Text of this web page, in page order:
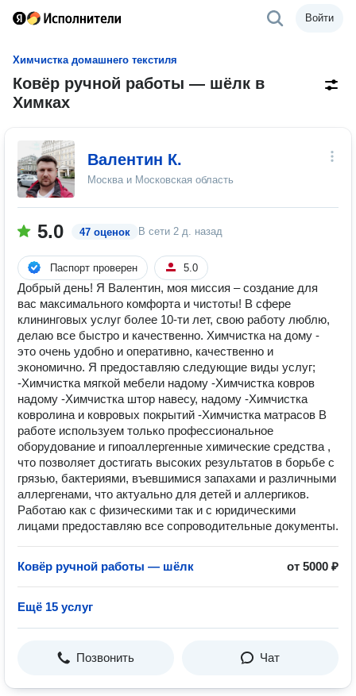
Войти
Химчистка домашнего текстиля
Ковёр ручной работы — шёлк в
Химках
Валентин К.
Москва и Московская область
5.0 47 оценок В сети 2 д. назад
Паспорт проверен 5.0
Добрый день! Я Валентин, моя миссия – создание для
вас максимального комфорта и чистоты! В сфере
клининговых услуг более 10-ти лет, свою работу люблю,
делаю все быстро и качественно. Химчистка на дому -
это очень удобно и оперативно, качественно и
экономично. Я предоставляю следующие виды услуг;
-Химчистка мягкой мебели надому -Химчистка ковров
надому -Химчистка штор навесу, надому -Химчистка
ковролина и ковровых покрытий -Химчистка матрасов В
работе используем только профессиональное
оборудование и гипоаллергенные химические средства ,
что позволяет достигать высоких результатов в борьбе с
грязью, бактериями, въевшимися запахами и различными
аллергенами, что актуально для детей и аллергиков.
Работаю как с физическими так и с юридическими
лицами предоставляю все сопроводительные документы.
Ковёр ручной работы — шёлк от 5000 ₽
Ещё 15 услуг
Позвонить Чат